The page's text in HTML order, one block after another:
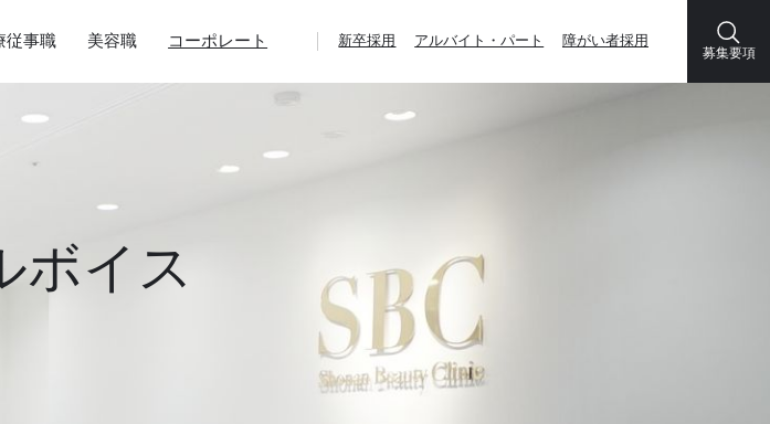
従事職 美容職 コーポレート 新卒採用 アルバイト・パート 障がい者採用
募集要項
ボイス